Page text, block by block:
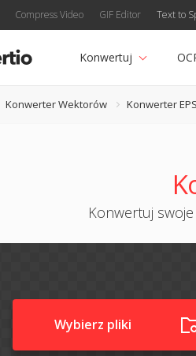
Compress Video GIF Editor Text to
Konwertuj
Konwerter Wektorów Konwerter EPS
Konwertuj
Wybierz pliki